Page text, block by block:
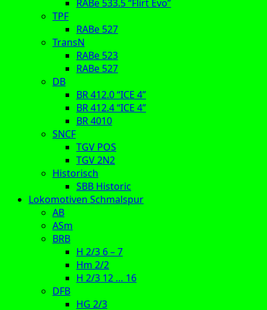
RABe 533.5 “Flirt Evo”
TPF
RABe 527
TransN
RABe 523
RABe 527
DB
BR 412.0 “ICE 4”
BR 412.4 “ICE 4”
BR 4010
SNCF
TGV POS
TGV 2N2
Historisch
SBB Historic
Lokomotiven Schmalspur
AB
ASm
BRB
H 2/3 6 – 7
Hm 2/2
H 2/3 12 … 16
DFB
HG 2/3